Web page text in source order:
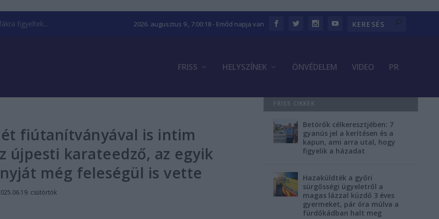
figyeltek... 2026. augusztus 9., 7:00:19- Emőd napja van
FRISS HELYSZÍNEK ÖNVÉDELEM VIDEO PR
fiútanítványával is intim
karateedző, az egyik
még feleségül is vette
csütörtök
FRISS CIKKEK
Betörők célkeresztjében: 7
gyanús jel a kerítésen és a
kapun, ami arra utal, hogy
figyelik a házadat
Hazaküldték a győri
sürgősségi ügyeletről a
magas lázzal küzdő 3 éves
gyermeket, pár óra múlva a
fürdőkádban halt meg